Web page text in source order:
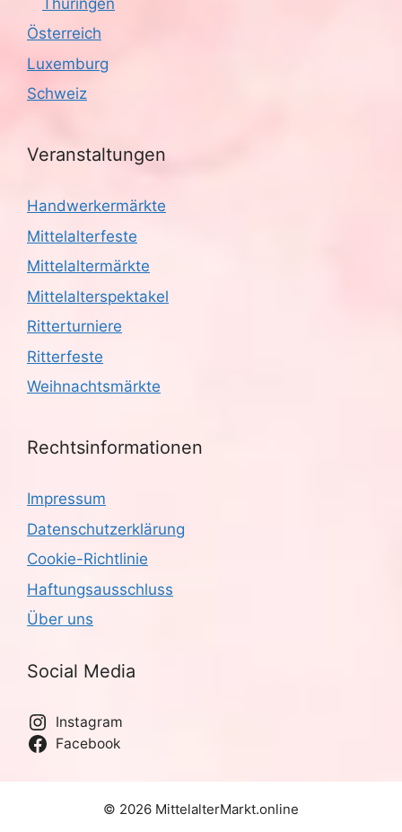
Österreich
Luxemburg
Schweiz
Veranstaltungen
Handwerkermärkte
Mittelalterfeste
Mittelaltermärkte
Mittelalterspektakel
Ritterturniere
Ritterfeste
Weihnachtsmärkte
Rechtsinformationen
Impressum
Datenschutzerklärung
Cookie-Richtlinie
Haftungsausschluss
Über uns
Social Media
Instagram
Facebook
© 2026 MittelalterMarkt.online